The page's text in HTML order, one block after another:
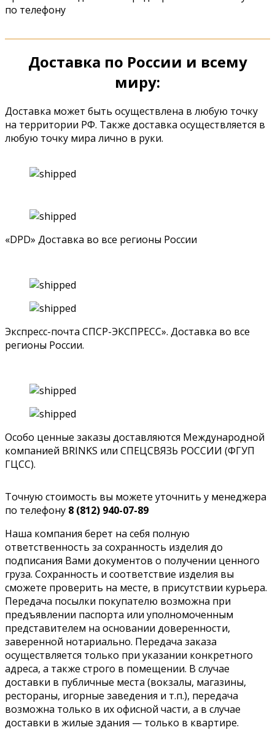
по телефону
Доставка по России и всему
миру:
Доставка может быть осуществлена в любую точку
на территории РФ. Также доставка осуществляется в
любую точку мира лично в руки.
«DPD» Доставка во все регионы России
Экспресс-почта СПСР-ЭКСПРЕСС». Доставка во все
регионы России.
Особо ценные заказы доставляются Международной
компанией BRINKS или СПЕЦСВЯЗЬ РОССИИ (ФГУП
ГЦСС).
Точную стоимость вы можете уточнить у менеджера
по телефону 8 (812) 940-07-89
Наша компания берет на себя полную
ответственность за сохранность изделия до
подписания Вами документов о получении ценного
груза. Сохранность и соответствие изделия вы
сможете проверить на месте, в присутствии курьера.
Передача посылки покупателю возможна при
предъявлении паспорта или уполномоченным
представителем на основании доверенности,
заверенной нотариально. Передача заказа
осуществляется только при указании конкретного
адреса, а также строго в помещении. В случае
доставки в публичные места (вокзалы, магазины,
рестораны, игорные заведения и т.п.), передача
возможна только в их офисной части, а в случае
доставки в жилые здания — только в квартире.